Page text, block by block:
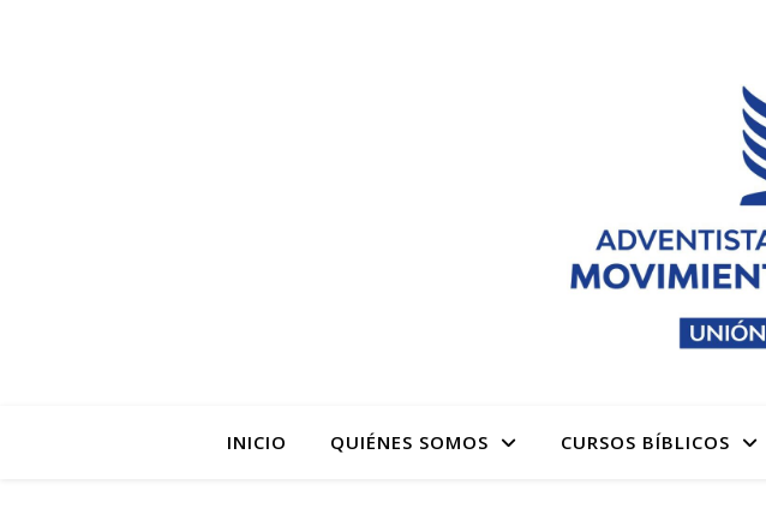
INICIO QUIÉNES SOMOS CURSOS BÍBLICOS